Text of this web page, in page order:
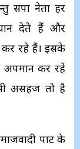
सपा नेता हर
देते हैं और
कर रहे हैं। इसके
अपमान कर रहे
भी असहज तो है
पार्टी के